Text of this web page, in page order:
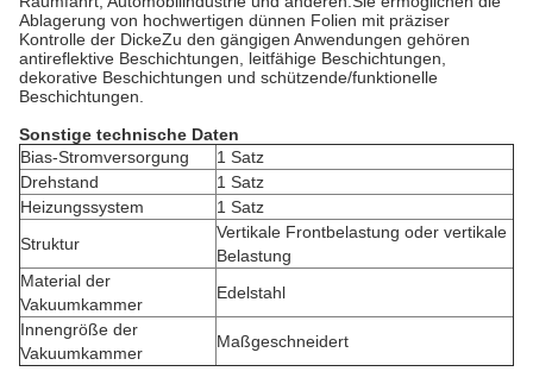
Ablagerung von hochwertigen dünnen Folien mit präziser
Kontrolle der DickeZu den gängigen Anwendungen gehören
antireflektive Beschichtungen, leitfähige Beschichtungen,
dekorative Beschichtungen und schützende/funktionelle
Beschichtungen.
Sonstige technische Daten
Bias-Stromversorgung
1 Satz
Drehstand
1 Satz
Heizungssystem
1 Satz
Struktur
Vertikale Frontbelastung oder vertikale
Belastung
Material der
Vakuumkammer
Edelstahl
Innengröße der
Vakuumkammer
Maßgeschneidert